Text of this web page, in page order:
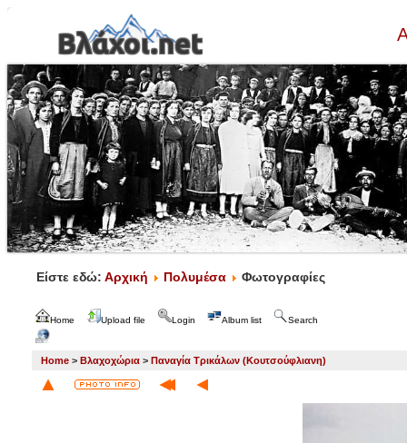
Είστε εδώ: Αρχική Πολυμέσα Φωτογραφίες
Home Upload file Login Album list Search
Home > Βλαχοχώρια > Παναγία Τρικάλων (Κουτσούφλιανη)